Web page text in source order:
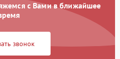
с Вами в ближайшее
звонок